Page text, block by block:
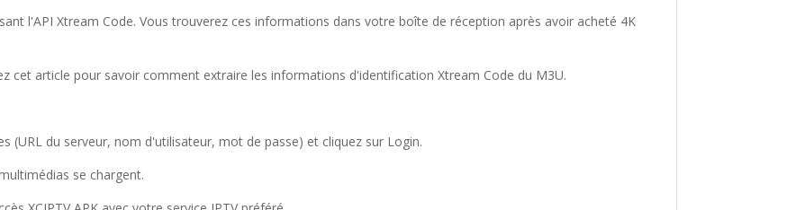
l'API Xtream Code. Vous trouverez ces informations dans votre boîte de réception après avoir acheté 4K
cet article pour savoir comment extraire les informations d'identification Xtream Code du M3U.
(URL du serveur, nom d'utilisateur, mot de passe) et cliquez sur Login.
se chargent.